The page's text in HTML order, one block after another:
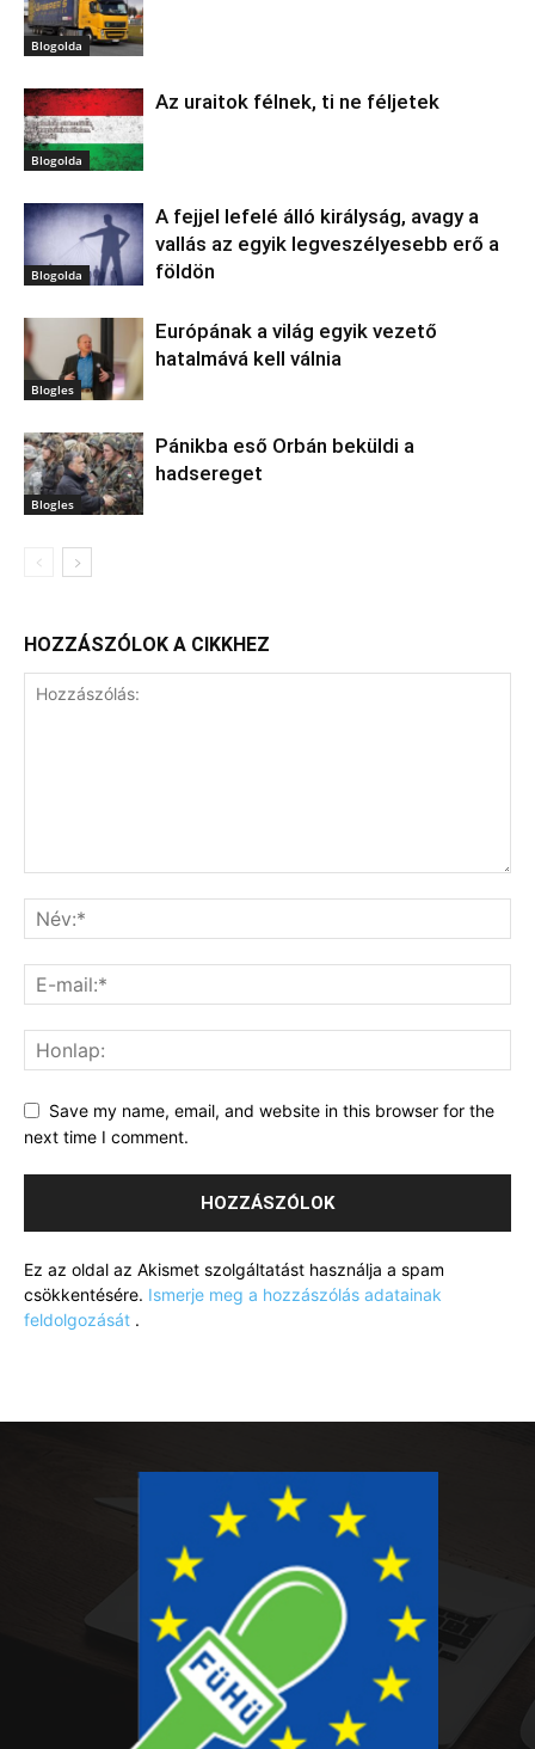
Blogolda
Blogolda
Az uraitok félnek, ti ne féljetek
Blogolda
A fejjel lefelé álló királyság, avagy a
vallás az egyik legveszélyesebb erő a
földön
Blogles
Európának a világ egyik vezető
hatalmává kell válnia
Blogles
Pánikba eső Orbán beküldi a
hadsereget
HOZZÁSZÓLOK A CIKKHEZ
Save my name, email, and website in this browser for the
next time I comment.
Ez az oldal az Akismet szolgáltatást használja a spam
csökkentésére. Ismerje meg a hozzászólás adatainak
feldolgozását .